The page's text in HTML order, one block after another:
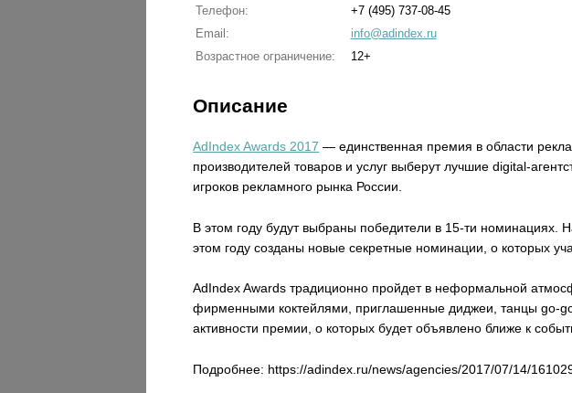
Телефон:
+7 (495) 737-08-45
Email:
info@adindex.ru
Возрастное ограничение:
12+
Описание
AdIndex Awards 2017 — единственная премия в области
производителей товаров и услуг выберут лучшие digital-
игроков рекламного рынка России.
В этом году будут выбраны победители в 15-ти номинациях.
этом году созданы новые секретные номинации, о которых
AdIndex Awards традиционно пройдет в неформальной
фирменными коктейлями, приглашенные диджеи, танцы go-
активности премии, о которых будет объявлено ближе к
Подробнее: https://adindex.ru/news/agencies/2017/07/14/